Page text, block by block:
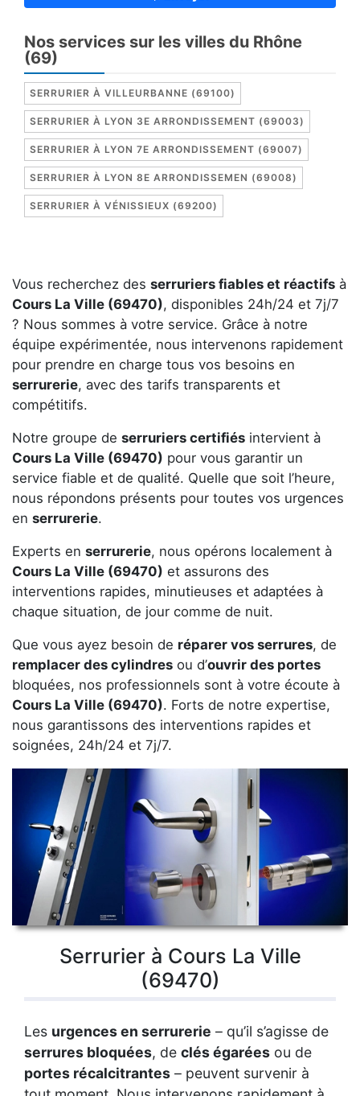
Nos services sur les villes du Rhône
(69)
SERRURIER À VILLEURBANNE (69100)
SERRURIER À LYON 3E ARRONDISSEMENT (69003)
SERRURIER À LYON 7E ARRONDISSEMENT (69007)
SERRURIER À LYON 8E ARRONDISSEMEN (69008)
SERRURIER À VÉNISSIEUX (69200)
Vous recherchez des serruriers fiables et réactifs à
Cours La Ville (69470), disponibles 24h/24 et 7j/7
? Nous sommes à votre service. Grâce à notre
équipe expérimentée, nous intervenons rapidement
pour prendre en charge tous vos besoins en
serrurerie, avec des tarifs transparents et
compétitifs.
Notre groupe de serruriers certifiés intervient à
Cours La Ville (69470) pour vous garantir un
service fiable et de qualité. Quelle que soit l’heure,
nous répondons présents pour toutes vos urgences
en serrurerie.
Experts en serrurerie, nous opérons localement à
Cours La Ville (69470) et assurons des
interventions rapides, minutieuses et adaptées à
chaque situation, de jour comme de nuit.
Que vous ayez besoin de réparer vos serrures, de
remplacer des cylindres ou d’ouvrir des portes
bloquées, nos professionnels sont à votre écoute à
Cours La Ville (69470). Forts de notre expertise,
nous garantissons des interventions rapides et
soignées, 24h/24 et 7j/7.
Serrurier à Cours La Ville
(69470)
Les urgences en serrurerie – qu’il s’agisse de
serrures bloquées, de clés égarées ou de
portes récalcitrantes – peuvent survenir à